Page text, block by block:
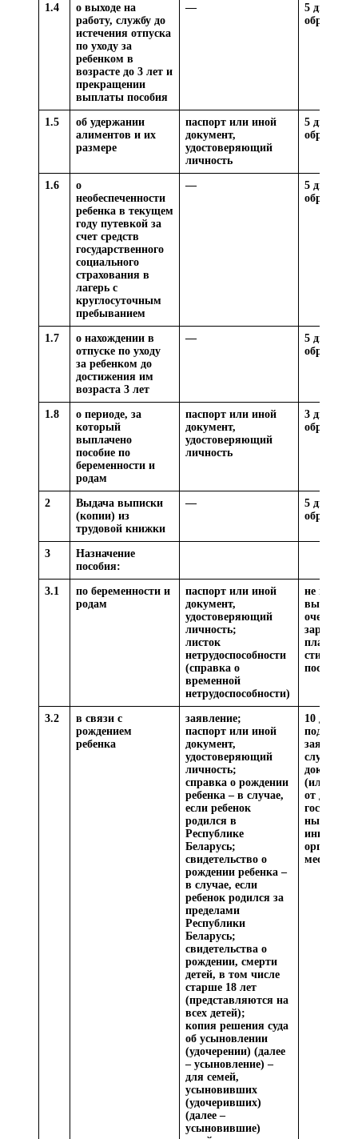
1.4
о выходе на
работу, службу до
истечения отпуска
по уходу за
ребенком в
возрасте до 3 лет и
прекращении
выплаты пособия
—
5 дней со
1.5
об удержании
алиментов и их
размере
паспорт или иной
документ,
удостоверяющий
личность
5 дней со
1.6
о
необеспеченности
ребенка в текущем
году путевкой за
счет средств
государственного
социального
страхования в
лагерь с
круглосуточным
пребыванием
—
5 дней со
1.7
о нахождении в
отпуске по уходу
за ребенком до
достижения им
возраста 3 лет
—
5 дней со
1.8
о периоде, за
который
выплачено
пособие по
беременности и
родам
паспорт или иной
документ,
удостоверяющий
личность
3 дней со
2
Выдача выписки
(копии) из
трудовой книжки
—
5 дней со
3
Назначение
пособия:
3.1
по беременности и
родам
паспорт или иной
документ,
удостоверяющий
личность;
листок
нетрудоспособности
(справка о
временной
нетрудоспособности)
не
выплаты
очередной
платы,
пособия
3.2
в связи с
рождением
ребенка
заявление;
паспорт или иной
документ,
удостоверяющий
личность;
справка о рождении
ребенка – в случае,
если ребенок
родился в
Республике
Беларусь;
свидетельство о
рождении ребенка –
в случае, если
ребенок родился за
пределами
Республики
Беларусь;
свидетельства о
рождении, смерти
детей, в том числе
старше 18 лет
(представляются на
всех детей);
копия решения суда
об усыновлении
(удочерении) (далее
– усыновление) –
для семей,
усыновивших
(удочеривших)
(далее –
усыновившие)
10 дней
подачи
случае
(или)
от других
ных
иных
месяц